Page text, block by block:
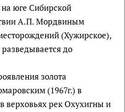
юге Сибирской
А.П. Мордвиным
(Хужирское),
до
золота
(1967г.) в
верховьях рек Охухигны и